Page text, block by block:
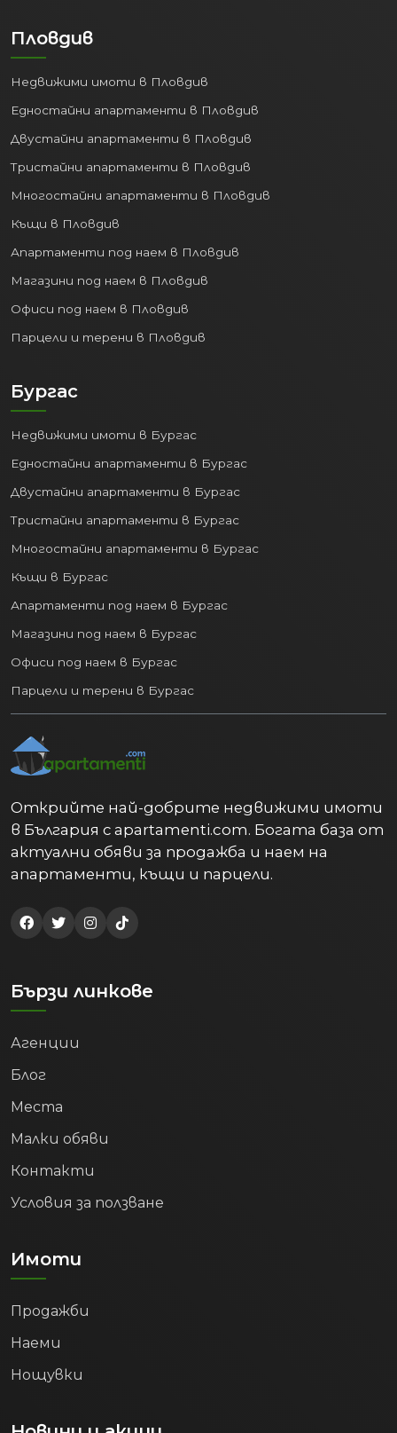
Пловдив
Недвижими имоти в Пловдив
Едностайни апартаменти в Пловдив
Двустайни апартаменти в Пловдив
Тристайни апартаменти в Пловдив
Многостайни апартаменти в Пловдив
Къщи в Пловдив
Апартаменти под наем в Пловдив
Магазини под наем в Пловдив
Офиси под наем в Пловдив
Парцели и терени в Пловдив
Бургас
Недвижими имоти в Бургас
Едностайни апартаменти в Бургас
Двустайни апартаменти в Бургас
Тристайни апартаменти в Бургас
Многостайни апартаменти в Бургас
Къщи в Бургас
Апартаменти под наем в Бургас
Магазини под наем в Бургас
Офиси под наем в Бургас
Парцели и терени в Бургас
Открийте най-добрите недвижими имоти
в България с apartamenti.com. Богата база от
актуални обяви за продажба и наем на
апартаменти, къщи и парцели.
Бързи линкове
Агенции
Блог
Места
Малки обяви
Контакти
Условия за ползване
Имоти
Продажби
Наеми
Нощувки